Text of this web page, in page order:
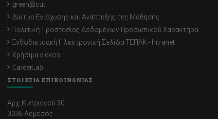
green@cut
Δίκτυο Ενίσχυσης και Ανάπτυξης της Μάθησης
Πολιτική Προστασίας Δεδομένων Προσωπικού Χαρακτήρα
Ενδοδικτυακή Ηλεκτρονική Σελίδα ΤΕΠΑΚ - Intranet
Χρήσιμα videos
CareerLab
ΣΤΟΙΧΕΙΑ ΕΠΙΚΟΙΝΩΝΙΑΣ
Αρχ. Κυπριανού 30
3036 Λεμεσός